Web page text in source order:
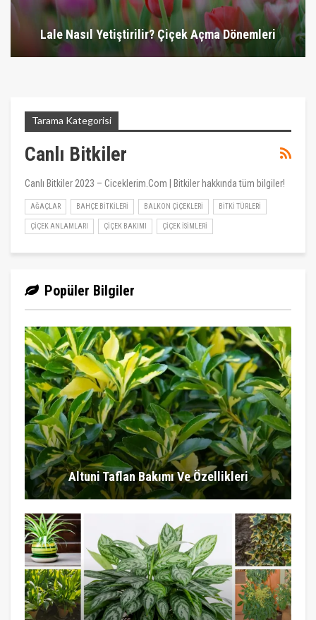
Lale Nasıl Yetiştirilir? Çiçek Açma Dönemleri
Tarama Kategorisi
Canlı Bitkiler
Canlı Bitkiler 2023 – Ciceklerim.Com | Bitkiler hakkında tüm bilgiler!
AĞAÇLAR BAHÇE BITKILERI BALKON ÇIÇEKLERI BITKI TÜRLERI
ÇIÇEK ANLAMLARI ÇIÇEK BAKIMI ÇIÇEK İSIMLERI
Popüler Bilgiler
Altuni Taflan Bakımı Ve Özellikleri